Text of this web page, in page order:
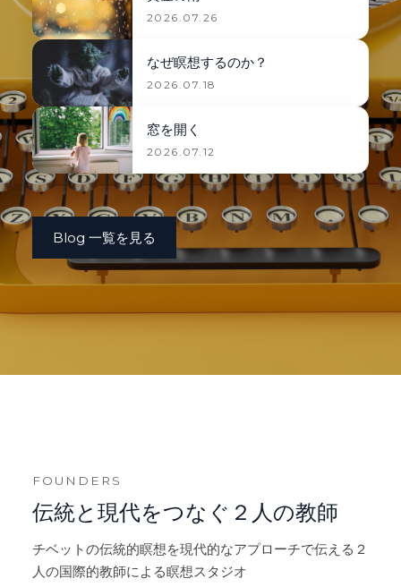
2026.07.26
なぜ瞑想するのか？
2026.07.18
窓を開く
2026.07.12
Blog 一覧を見る
FOUNDERS
伝統と現代をつなぐ２人の教師
チベットの伝統的瞑想を現代的なアプローチで伝える２
人の国際的教師による瞑想スタジオ